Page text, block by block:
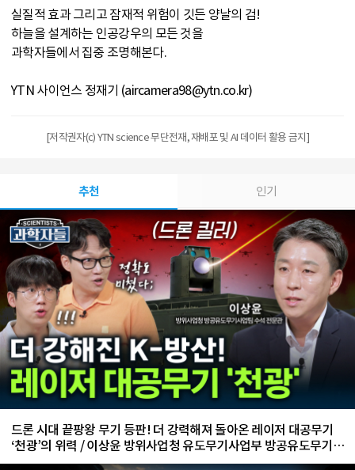
실질적 효과 그리고 잠재적 위험이 깃든 양날의 검!
하늘을 설계하는 인공강우의 모든 것을
과학자들에서 집중 조명해본다.
YTN 사이언스 정재기 (aircamera98@ytn.co.kr)
[저작권자(c) YTN science 무단전재, 재배포 및 AI 데이터 활용 금지]
추천 인기
드론 시대 끝팡왕 무기 등판! 더 강력해져 돌아온 레이저 대공무기
‘천광’의 위력 / 이상윤 방위사업청 유도무기사업부 방공유도무기사
업팀 수석 전문관